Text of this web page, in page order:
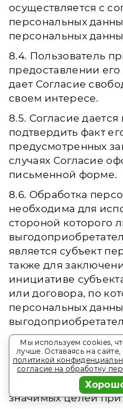
осуществляется с
персональных
персональных
8.4. Пользователь
предоставлении
дает Согласие
своем интересе.
8.5. Согласие
подтвердить факт
предусмотренных
случаях Согласие
письменной форме.
8.6. Обработка
необходима для
стороной которого
является субъект
также для
инициативе
или договора, по
персональных
8.7. Обработка
необходима для
законных
лиц либо для
значимых целей при
Мы используем cookies,
лучше. Оставаясь на
политикой
согласие на обработку